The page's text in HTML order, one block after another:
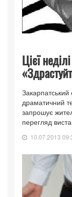
Цієї
Закарпатський
драматичний
запрошує
перегляд
10.07.2013